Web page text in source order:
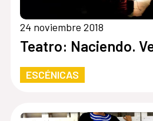
24 noviembre 2018
Teatro: Naciendo.
ESCÉNICAS